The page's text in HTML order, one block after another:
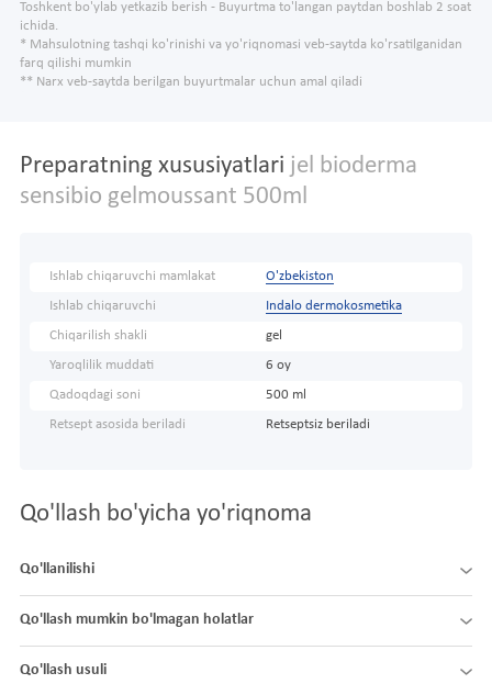
Toshkent bo'ylab yetkazib berish - Buyurtma to'langan paytdan boshlab 2 soat
ichida.
* Mahsulotning tashqi ko'rinishi va yo'riqnomasi veb-saytda ko'rsatilganidan
farq qilishi mumkin
** Narx veb-saytda berilgan buyurtmalar uchun amal qiladi
Preparatning xususiyatlari jel bioderma
sensibio gelmoussant 500ml
Ishlab chiqaruvchi mamlakat O'zbekiston
Ishlab chiqaruvchi Indalo dermokosmetika
Chiqarilish shakli gel
Yaroqlilik muddati 6 oy
Qadoqdagi soni 500 ml
Retsept asosida beriladi Retseptsiz beriladi
Qo'llash bo'yicha yo'riqnoma
Qo'llanilishi
Qo'llash mumkin bo'lmagan holatlar
Qo'llash usuli